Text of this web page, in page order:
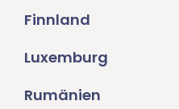
Finnland
Luxemburg
Rumänien